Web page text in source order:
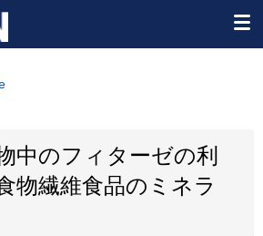
中のフィターゼの利
物繊維食品のミネラ